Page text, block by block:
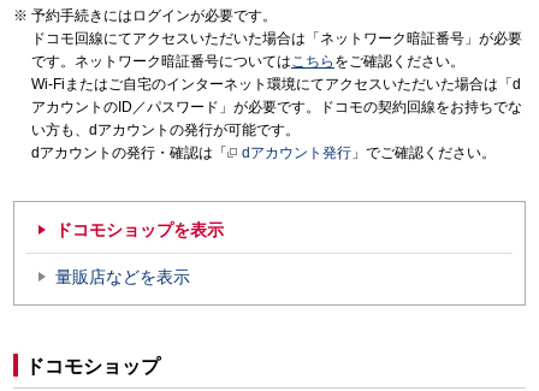
予約手続きにはログインが必要です。
ドコモ回線にてアクセスいただいた場合は「ネットワーク暗証番号」が必要
です。ネットワーク暗証番号についてはこちら をご確認ください。
Wi-Fiまたはご自宅のインターネット環境にてアクセスいただいた場合は「d
アカウントのID／パスワード」が必要です。ドコモの契約回線をお持ちでな
い方も、dアカウントの発行が可能です。
dアカウントの発行・確認は「
dアカウント発行 」でご確認ください。
ドコモショップを表示
量販店などを表示
ドコモショップ